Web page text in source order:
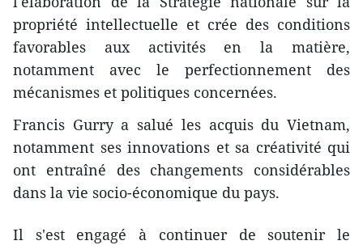
propriété intellectuelle et crée des conditions
favorables aux activités en la matière,
notamment avec le perfectionnement des
mécanismes et politiques concernées.
Francis Gurry a salué les acquis ​du Vietnam,
notamment ses innovations et sa créativité qui
ont entraîné des changements considérables
dans la vie socio-économique du pays.
Il s'est engagé à continuer de soutenir le